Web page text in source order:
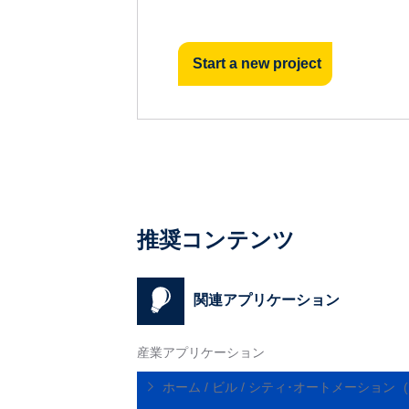
Start a new project
推奨コンテンツ
関連アプリケーション
産業アプリケーション
ホーム / ビル / シティ･オートメーション